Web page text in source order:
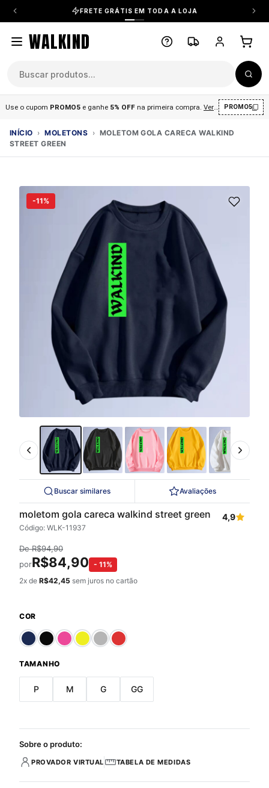
FRETE GRÁTIS EM TODA A LOJA
WALKIND
Use o cupom PROMO5 e ganhe 5% OFF na primeira compra Ver condições .
PROMO5
INÍCIO › MOLETONS › MOLETOM GOLA CARECA WALKIND
STREET GREEN
-11%
Buscar similares Avaliações
moletom gola careca walkind street green
Código: WLK-11937
4,9
DeR$94,90
porR$84,90 - 11%
2x de R$42,45 sem juros no cartão
COR
TAMANHO
P M G GG
Sobre o produto:
PROVADOR VIRTUAL TABELA DE MEDIDAS